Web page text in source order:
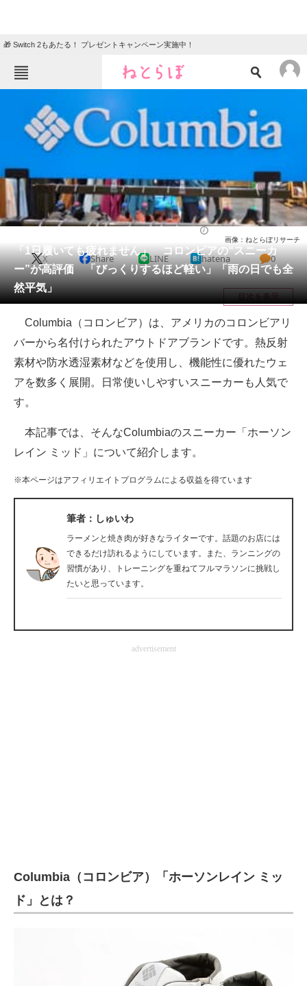
🎁 Switch 2もあたる！ プレゼントキャンペーン実施中！
エンタメ クイズ
グルメ
住まい 教育・育児
動物 リサーチ
会員記事
メディア
注目記事を集めた総合ページ
ITの今と未来を見通す
スマホと通信の最新トレンド
好きが集まる 比べて選べる
ビジネスと働き方のヒント
AI活用のいまが分かる
企業ITのトレンドを詳説
経営リーダーのコミュニティ
マーケ×ITの今がよく分かる
ITエンジニア向け専門サイト
企業向けIT製品の総合サイト
「1日履いても疲れません」 コロンビアの“スニーカ
ー”が高評価 「びっくりするほど軽い」「雨の日でも全
然平気」
画像：ねとらぼリサーチ
X Share LINE hatena 0
目次を表示
Columbia（コロンビア）は、アメリカのコロンビアリ
バーから名付けられたアウトドアブランドです。熱反射
素材や防水透湿素材などを使用し、機能性に優れたウェ
アを数多く展開。日常使いしやすいスニーカーも人気で
す。
本記事では、そんなColumbiaのスニーカー「ホーソン
レイン ミッド」について紹介します。
※本ページはアフィリエイトプログラムによる収益を得ています
筆者：しゅいわ
ラーメンと焼き肉が好きなライターです。話題のお店には
できるだけ訪れるようにしています。また、ランニングの
習慣があり、トレーニングを重ねてフルマラソンに挑戦し
たいと思っています。
advertisement
Columbia（コロンビア）「ホーソンレイン ミッ
ド」とは？